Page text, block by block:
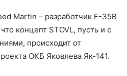
Martin – разработчик F-35B
концепт STOVL, пусть и с
происходит от
ОКБ Яковлева Як-141.